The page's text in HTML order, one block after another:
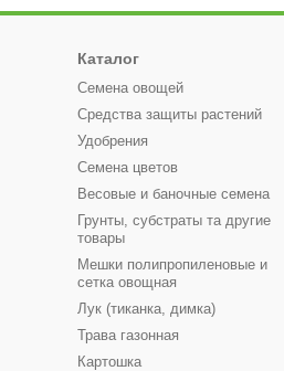
Каталог
Семена овощей
Средства защиты растений
Удобрения
Семена цветов
Весовые и баночные семена
Грунты, субстраты та другие
товары
Мешки полипропиленовые и
сетка овощная
Лук (тиканка, димка)
Трава газонная
Картошка